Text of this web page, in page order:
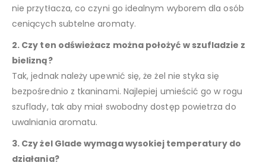
nie przytłacza, co czyni go idealnym wyborem dla osób
ceniących subtelne aromaty.
2. Czy ten odświeżacz można położyć w szufladzie z
bielizną?
Tak, jednak należy upewnić się, że żel nie styka się
bezpośrednio z tkaninami. Najlepiej umieścić go w rogu
szuflady, tak aby miał swobodny dostęp powietrza do
uwalniania aromatu.
3. Czy żel Glade wymaga wysokiej temperatury do
działania?